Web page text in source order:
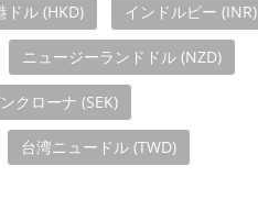
ドル (HKD) インドルピー (INR)
ニュージーランドドル (NZD)
クローナ (SEK)
台湾ニュードル (TWD)